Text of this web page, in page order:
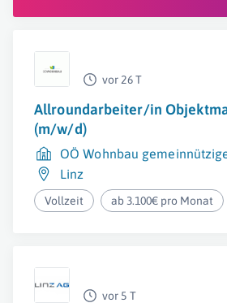
vor 26 T
Allroundarbeiter/in
(m/w/d)
OÖ Wohnbau
Linz
Vollzeit ab 3.100€ pro Monat
vor 5 T